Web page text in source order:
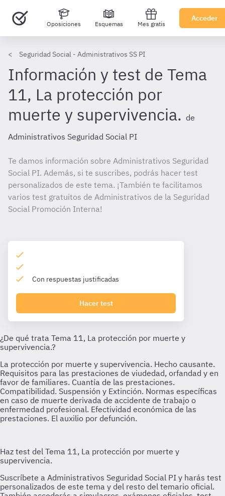
Oposiciones Esquemas Mes gratis
Acceder
Seguridad Social - Administrativos SS PI
Información y test de Tema
11, La protección por
muerte y supervivencia. de
Administrativos Seguridad Social PI
Te damos información sobre Administrativos Seguridad
Social PI. Además, si te suscribes, podrás hacer test
personalizados de este tema. ¡También te facilitamos
varios test gratuitos de Administrativos de la Seguridad
Social Promoción Interna!
Con respuestas justificadas
Hacer test